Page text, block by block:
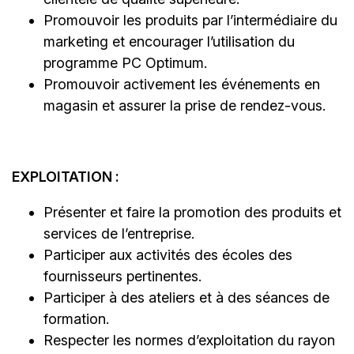
Promouvoir les produits par l’intermédiaire du
marketing et encourager l’utilisation du
programme PC Optimum.
Promouvoir activement les événements en
magasin et assurer la prise de rendez-vous.
EXPLOITATION :
Présenter et faire la promotion des produits et
services de l’entreprise.
Participer aux activités des écoles des
fournisseurs pertinentes.
Participer à des ateliers et à des séances de
formation.
Respecter les normes d’exploitation du rayon